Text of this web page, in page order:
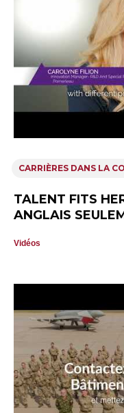
CARRIÈRES DANS LA
TALENT FITS
ANGLAIS
Vidéos